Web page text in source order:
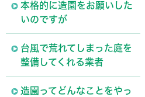
本格的に造園をお願いした
いのですが
台風で荒れてしまった庭を
整備してくれる業者
造園ってどんなことをやっ